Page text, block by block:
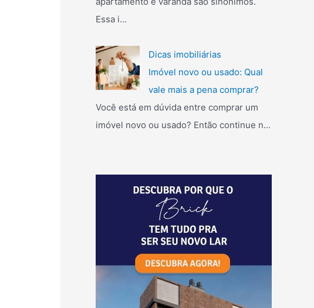
Essa i...
Dicas imobiliárias
Imóvel novo ou usado: Qual
vale mais a pena comprar?
Você está em dúvida entre comprar um
imóvel novo ou usado? Então continue n...